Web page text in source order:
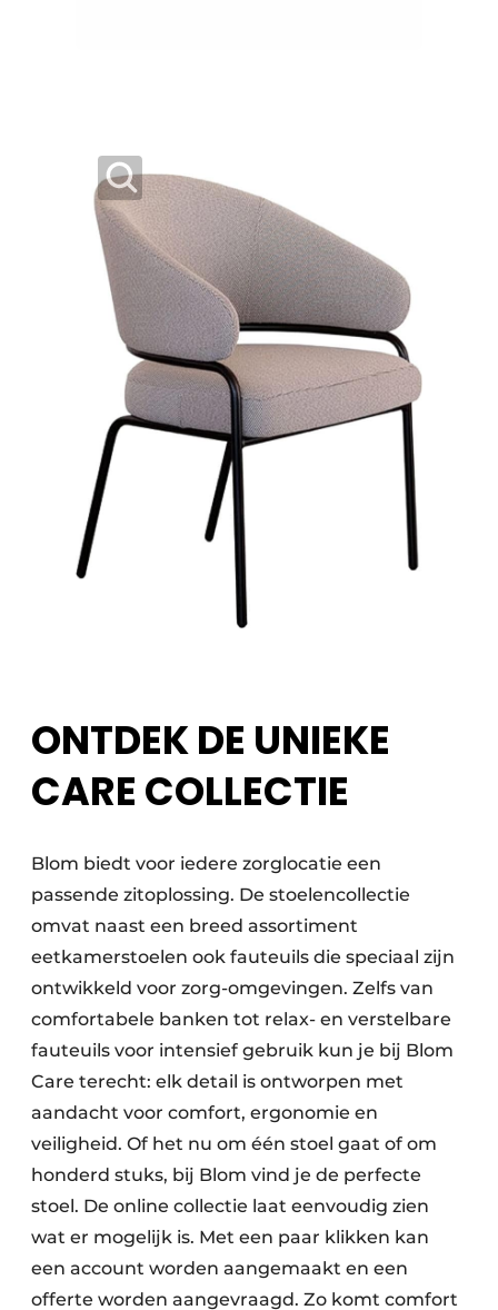
ONTDEK DE UNIEKE
CARE COLLECTIE
Blom biedt voor iedere zorglocatie een
passende zitoplossing. De stoelencollectie
omvat naast een breed assortiment
eetkamerstoelen ook fauteuils die speciaal zijn
ontwikkeld voor zorg-omgevingen. Zelfs van
comfortabele banken tot relax- en verstelbare
fauteuils voor intensief gebruik kun je bij Blom
Care terecht: elk detail is ontworpen met
aandacht voor comfort, ergonomie en
veiligheid. Of het nu om één stoel gaat of om
honderd stuks, bij Blom vind je de perfecte
stoel. De online collectie laat eenvoudig zien
wat er mogelijk is. Met een paar klikken kan
een account worden aangemaakt en een
offerte worden aangevraagd. Zo komt comfort